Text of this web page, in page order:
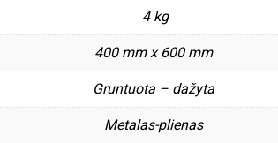
4 kg
400 mm x 600 mm
Gruntuota – dažyta
Metalas-plienas